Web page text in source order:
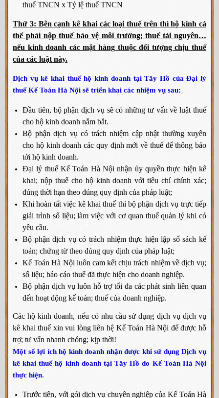
thuế TNCN x Tỷ lệ thuế TNCN
Thứ 3: Bên cạnh kê khai các loại thuế trên thì hộ kinh cá
thể phải nộp thuế bảo vệ môi trường; thuế tài nguyên…
nếu kinh doanh các mặt hàng thuộc đối tượng chịu thuế
của các luật này.
Dịch vụ kê khai thuế hộ kinh doanh tại Tây Hồ của Đại lý
thuế Kế Toán Hà Nội sẽ triển khai các nhiệm vụ sau:
Đầu tiên, bộ phận dịch vụ sẽ có những tư vấn về luật thuế
cho hộ kinh doanh nắm bắt.
Bộ phận dịch vụ có trách nhiệm cập nhật thường xuyên
cho hộ kinh doanh các quy định mới về thuế để thông báo
tới hộ kinh doanh.
Đại lý thuế Kế Toán Hà Nội nhận ủy quyền thực hiện kê
khai; nộp thuế cho hộ kinh doanh với tiêu chí chính xác;
đúng thời hạn theo đúng quy định của pháp luật;
Khi hoàn tất việc kê khai thuế thì bộ phận dịch vụ trực tiếp
giải trình số liệu; làm việc với cơ quan thuế quản lý khi có
yêu cầu.
Bộ phận dịch vụ có trách nhiệm thực hiện lập sổ sách kế
toán; chứng từ theo đúng quy định của pháp luật;
Kế Toán Hà Nội luôn cam kết chịu trách nhiệm về dịch vụ;
số liệu; báo cáo thuế đã thực hiện cho doanh nghiệp.
Bộ phận dịch vụ luôn hỗ trợ tối đa các phát sinh liên quan
đến hoạt động kế toán; thuế của doanh nghiệp.
Các hộ kinh doanh, nếu có nhu cầu sử dụng dịch vụ dịch vụ
kê khai thuế xin vui lòng liên hệ Kế Toán Hà Nội để được hỗ
trợ; tư vấn nhanh chóng; kịp thời!
Một số lợi ích hộ kinh doanh nhận được khi sử dụng Dịch vụ
kê khai thuế hộ kinh doanh tại Tây Hồ do Kế Toán Hà Nội
thực hiện.
Trước tiên, với gói dịch vụ chuyên nghiệp của Kế Toán Hà